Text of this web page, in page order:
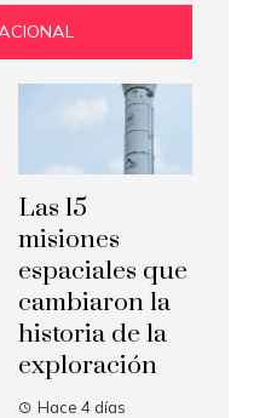
Las 15
misiones
espaciales que
cambiaron la
historia de la
exploración
Hace 4 días